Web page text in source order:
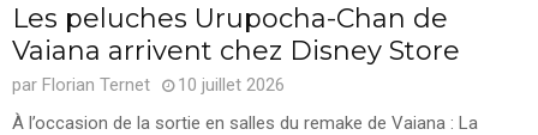
Les peluches Urupocha-Chan de
Vaiana arrivent chez Disney Store
par Florian Ternet
10 juillet 2026
À l’occasion de la sortie en salles du remake de Vaiana : La